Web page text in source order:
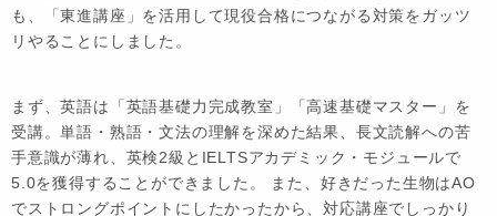
も、「東進講座」を活用して現役合格につながる対策をガッツ
リやることにしました。
まず、英語は「英語基礎力完成教室」「高速基礎マスター」を
受講。単語・熟語・文法の理解を深めた結果、長文読解への苦
手意識が薄れ、英検2級とIELTSアカデミック・モジュールで
5.0を獲得することができました。 また、好きだった生物はAO
でストロングポイントにしたかったから、対応講座でしっかり